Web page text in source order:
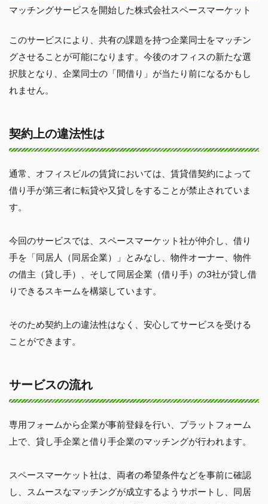
マッチングサービスを開始した株式会社スペースマーケット
このサービスにより、共有の課題を持つ企業同士をマッチン
グさせることが可能になります。今後のオフィスの新たな選
択肢となり、企業同士の「間借り」が当たり前になるかもし
れません。
契約上の違法性は
通常、オフィスビルの賃貸においては、賃貸借契約によって
借り手が第三者に転貸や又貸しをすることが禁止されていま
す。
今回のサービスでは、スペースマーケット社が仲介し、借り
手を「同居人（同居企業）」とみなし、物件オーナー、物件
の借主（貸し手）、そして同居企業（借り手）の3社が貸し借
りできるスキームを構築しています。
そのため契約上の違法性はなく、安心してサービスを受ける
ことができます。
サービスの流れ
専用フォームから企業が事前登録を行い、プラットフォーム
上で、貸し手企業と借り手企業のマッチングが行われます。
スペースマーケット社は、両者の希望条件などを事前に確認
し、スムースなマッチングが成立するようサポートし、同居